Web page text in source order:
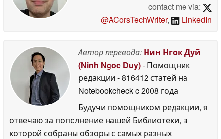
contact me via:
@ACorsTechWriter, LinkedIn
Автор перевода: Нин Нгок Дуй
(Ninh Ngoc Duy)- Помощник
редакции - 816412 статей на
Notebookcheckc 2008 года
Будучи помощником редакции, я
отвечаю за пополнение нашей Библиотеки, в
которой собраны обзоры с самых разных